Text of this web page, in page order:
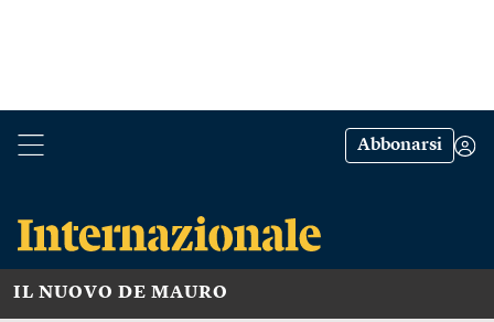
Abbonarsi
IL NUOVO DE MAURO